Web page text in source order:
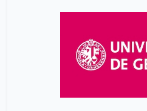
PROPHÉTIQUE